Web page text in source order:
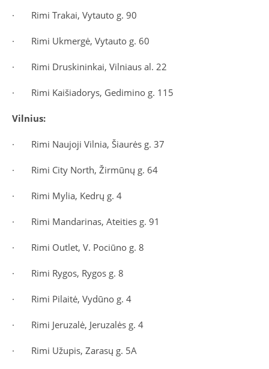
· Rimi Trakai, Vytauto g. 90
· Rimi Ukmergė, Vytauto g. 60
· Rimi Druskininkai, Vilniaus al. 22
· Rimi Kaišiadorys, Gedimino g. 115
Vilnius:
· Rimi Naujoji Vilnia, Šiaurės g. 37
· Rimi City North, Žirmūnų g. 64
· Rimi Mylia, Kedrų g. 4
· Rimi Mandarinas, Ateities g. 91
· Rimi Outlet, V. Pociūno g. 8
· Rimi Rygos, Rygos g. 8
· Rimi Pilaitė, Vydūno g. 4
· Rimi Jeruzalė, Jeruzalės g. 4
· Rimi Užupis, Zarasų g. 5A